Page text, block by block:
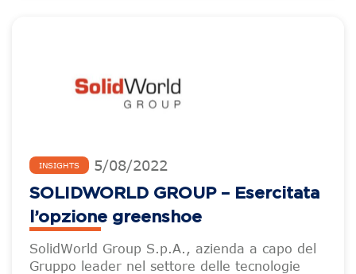
INSIGHTS 5/08/2022
SOLIDWORLD GROUP – Esercitata
l’opzione greenshoe
SolidWorld Group S.p.A., azienda a capo del
Gruppo leader nel settore delle tecnologie